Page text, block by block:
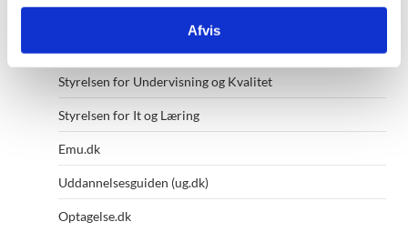
Afvis
Andre af ministeriets hjemmesider
Styrelsen for Undervisning og Kvalitet
Styrelsen for It og Læring
Emu.dk
Uddannelsesguiden (ug.dk)
Optagelse.dk